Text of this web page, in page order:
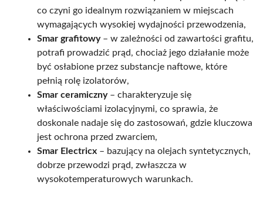
co czyni go idealnym rozwiązaniem w miejscach
wymagających wysokiej wydajności przewodzenia,
Smar grafitowy– w zależności od zawartości grafitu,
potrafi prowadzić prąd, chociaż jego działanie może
być osłabione przez substancje naftowe, które
pełnią rolę izolatorów,
Smar ceramiczny– charakteryzuje się
właściwościami izolacyjnymi, co sprawia, że
doskonale nadaje się do zastosowań, gdzie kluczowa
jest ochrona przed zwarciem,
Smar Electricx – bazujący na olejach syntetycznych,
dobrze przewodzi prąd, zwłaszcza w
wysokotemperaturowych warunkach.